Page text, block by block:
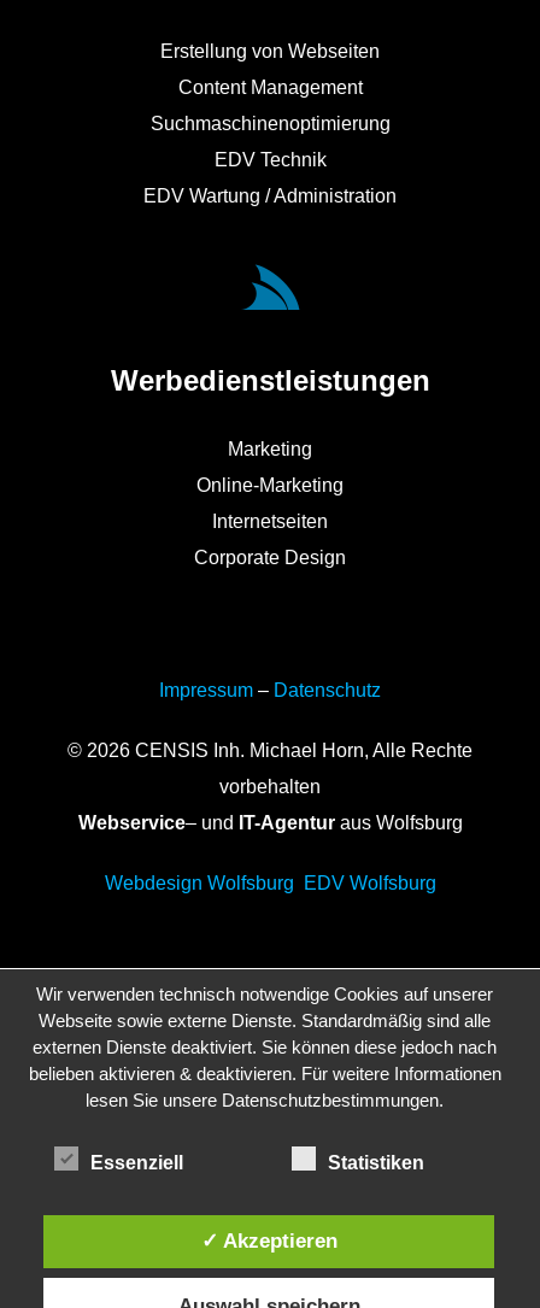
Erstellung von Webseiten
Content Management
Suchmaschinenoptimierung
EDV Technik
EDV Wartung / Administration
Werbedienstleistungen
Marketing
Online-Marketing
Internetseiten
Corporate Design
Impressum – Datenschutz
© 2026 CENSIS Inh. Michael Horn, Alle Rechte
vorbehalten
Webservice– und IT-Agenturaus Wolfsburg
Webdesign Wolfsburg EDV Wolfsburg
Wir verwenden technisch notwendige Cookies auf unserer
Webseite sowie externe Dienste. Standardmäßig sind alle
externen Dienste deaktiviert. Sie können diese jedoch nach
belieben aktivieren & deaktivieren. Für weitere Informationen
lesen Sie unsere Datenschutzbestimmungen.
Essenziell Statistiken
✓ Akzeptieren